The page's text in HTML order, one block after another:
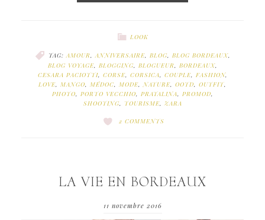
LOOK
TAG:AMOUR,ANNIVERSAIRE, BLOG, BLOG BORDEAUX,
BLOG VOYAGE, BLOGGING, BLOGUEUR, BORDEAUX,
CESARA PACIOTTI, CORSE, CORSICA, COUPLE, FASHION,
LOVE, MANGO, MÉDOC, MODE,NATURE, OOTD, OUTFIT,
PHOTO, PORTO VECCHIO, PRATALINA, PROMOD,
SHOOTING, TOURISME,ZARA
2 COMMENTS
LA VIE EN BORDEAUX
11 novembre 2016